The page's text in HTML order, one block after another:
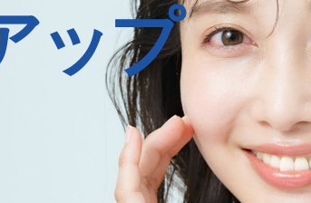
ップ